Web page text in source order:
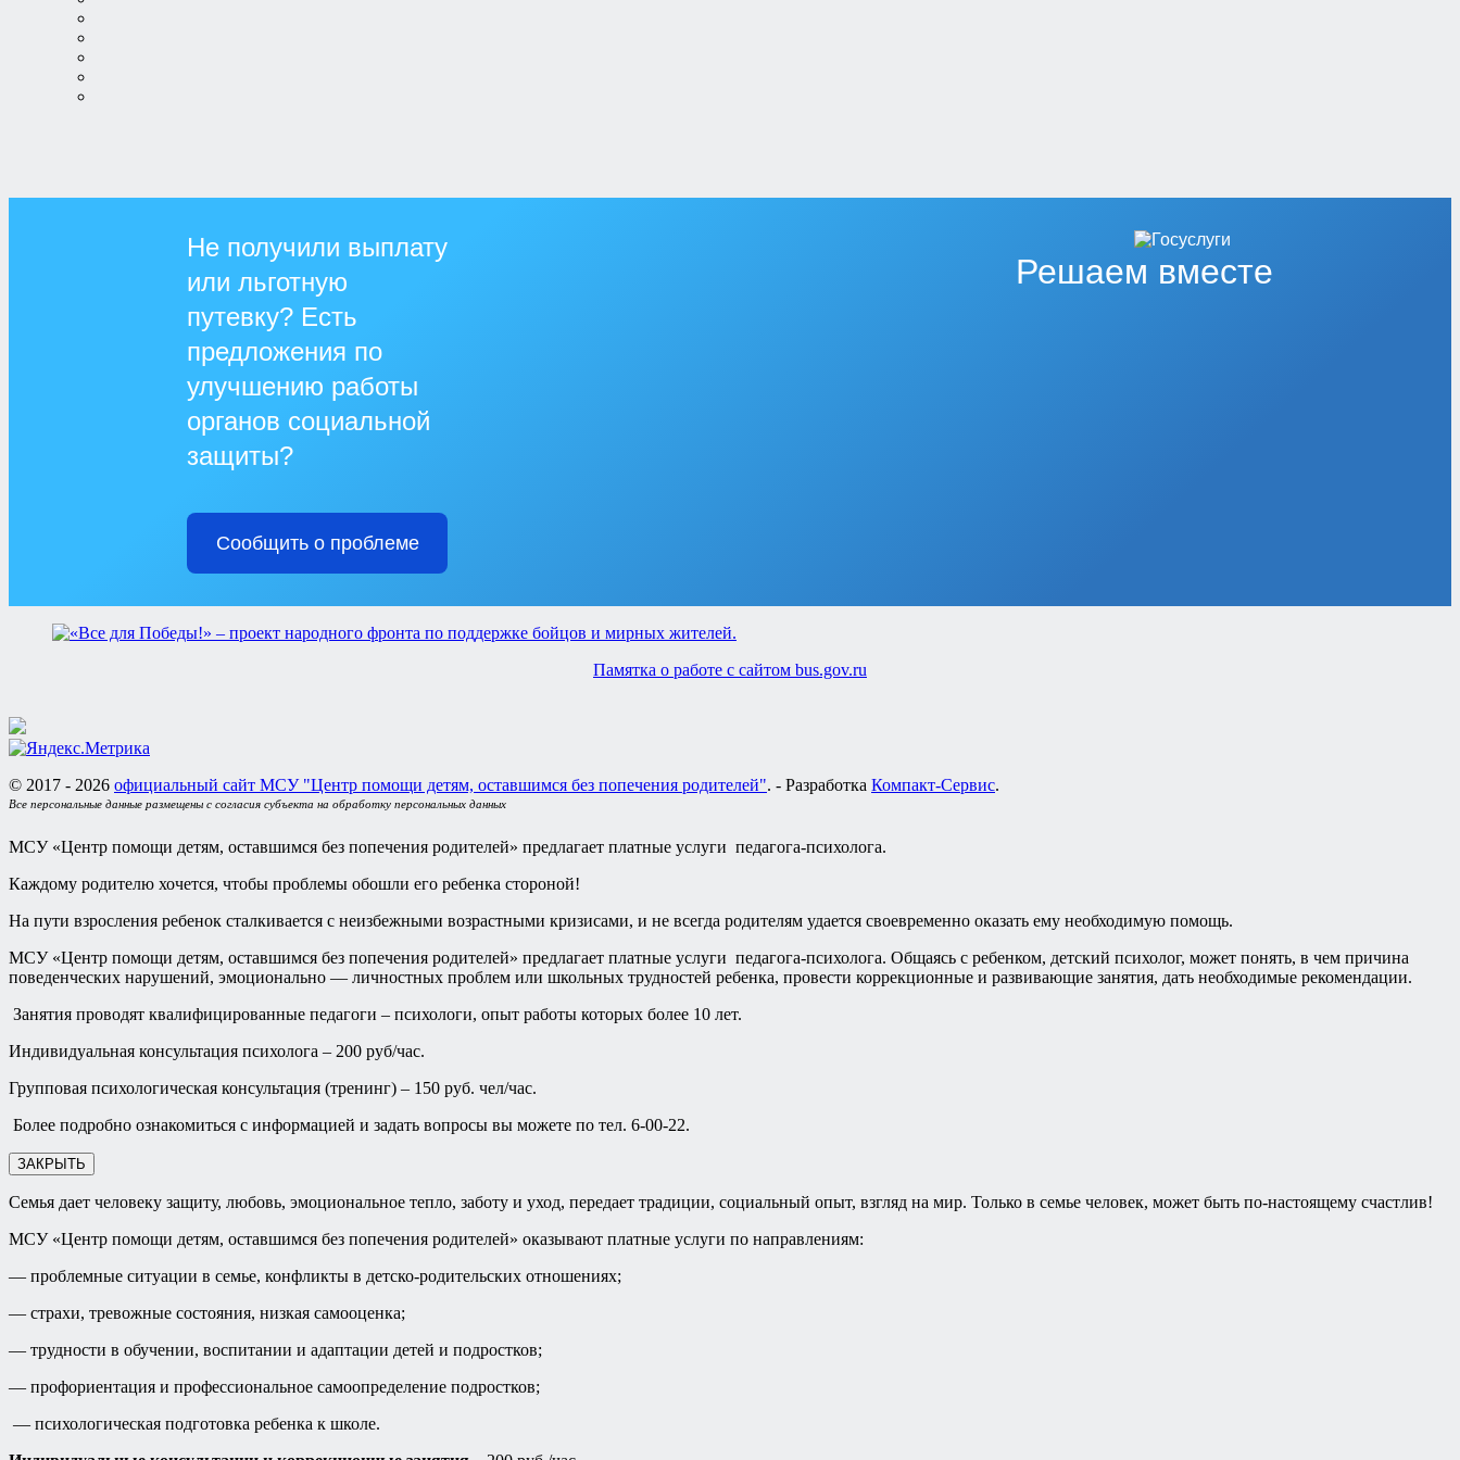
Решаем вместе
Не получили выплату
или льготную
путевку? Есть
предложения по
улучшению работы
органов социальной
защиты?
Сообщить о проблеме
Памятка о работе с сайтом bus.gov.ru
© 2017 - 2026 официальный сайт МСУ "Центр помощи детям, оставшимся без попечения родителей". - Разработка Компакт-Сервис.
Все персональные данные размещены с согласия субъекта на обработку персональных данных
МСУ «Центр помощи детям, оставшимся без попечения родителей» предлагает платные услуги педагога-психолога.
Каждому родителю хочется, чтобы проблемы обошли его ребенка стороной!
На пути взросления ребенок сталкивается с неизбежными возрастными кризисами, и не всегда родителям удается своевременно оказать ему необходимую помощь.
МСУ «Центр помощи детям, оставшимся без попечения родителей» предлагает платные услуги педагога-психолога. Общаясь с ребенком, детский психолог, может понять, в чем причина
поведенческих нарушений, эмоционально — личностных проблем или школьных трудностей ребенка, провести коррекционные и развивающие занятия, дать необходимые рекомендации.
Занятия проводят квалифицированные педагоги – психологи, опыт работы которых более 10 лет.
Индивидуальная консультация психолога – 200 руб/час.
Групповая психологическая консультация (тренинг) – 150 руб. чел/час.
Более подробно ознакомиться с информацией и задать вопросы вы можете по тел. 6-00-22.
ЗАКРЫТЬ
Семья дает человеку защиту, любовь, эмоциональное тепло, заботу и уход, передает традиции, социальный опыт, взгляд на мир. Только в семье человек, может быть по-настоящему счастлив!
МСУ «Центр помощи детям, оставшимся без попечения родителей» оказывают платные услуги по направлениям:
— проблемные ситуации в семье, конфликты в детско-родительских отношениях;
— страхи, тревожные состояния, низкая самооценка;
— трудности в обучении, воспитании и адаптации детей и подростков;
— профориентация и профессиональное самоопределение подростков;
— психологическая подготовка ребенка к школе.